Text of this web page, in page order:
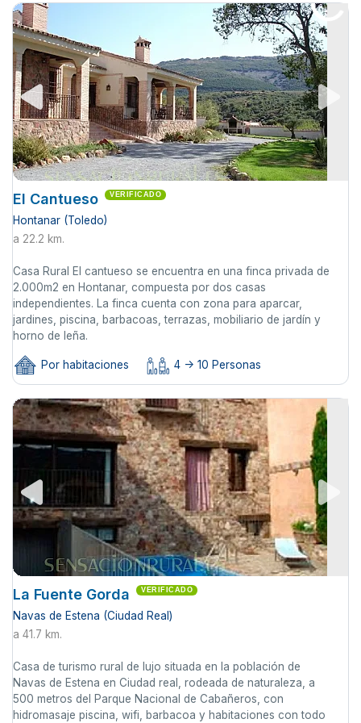
El Cantueso VERIFICADO
Hontanar (Toledo)
a 22.2 km.
Casa Rural El cantueso se encuentra en una finca privada de
2.000m2 en Hontanar, compuesta por dos casas
independientes. La finca cuenta con zona para aparcar,
jardines, piscina, barbacoas, terrazas, mobiliario de jardín y
horno de leña.
Por habitaciones 4 -> 10 Personas
La Fuente Gorda VERIFICADO
Navas de Estena (Ciudad Real)
a 41.7 km.
Casa de turismo rural de lujo situada en la población de
Navas de Estena en Ciudad real, rodeada de naturaleza, a
500 metros del Parque Nacional de Cabañeros, con
hidromasaje piscina, wifi, barbacoa y habitaciones con todo